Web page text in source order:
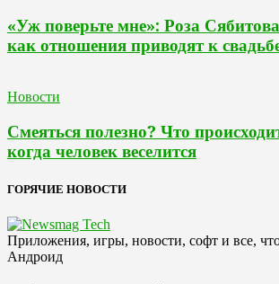
«Уж поверьте мне»: Роза
как отношения приводят к
Новости
Смеяться полезно? Что
когда человек веселится
ГОРЯЧИЕ НОВОСТИ
Приложения, игры, новости, софт и все,
Андроид